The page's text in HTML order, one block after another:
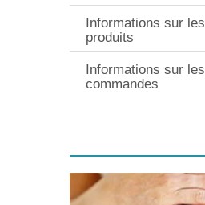
Informations sur les
produits
Informations sur les
commandes